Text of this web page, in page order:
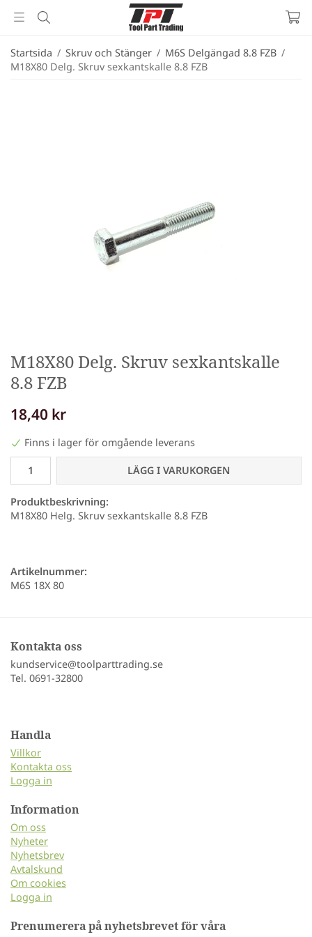
Startsida / Skruv och Stänger / M6S Delgängad 8.8 FZB /
M18X80 Delg. Skruv sexkantskalle 8.8 FZB
M18X80 Delg. Skruv sexkantskalle
8.8 FZB
18,40 kr
Finns i lager för omgående leverans
LÄGG I VARUKORGEN
Produktbeskrivning:
M18X80 Helg. Skruv sexkantskalle 8.8 FZB
Artikelnummer:
M6S 18X 80
Kontakta oss
kundservice@toolparttrading.se
Tel. 0691-32800
Handla
Villkor
Kontakta oss
Logga in
Information
Om oss
Nyheter
Nyhetsbrev
Avtalskund
Om cookies
Logga in
Prenumerera på nyhetsbrevet för våra